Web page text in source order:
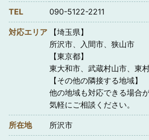
TEL 090-5122-2211
対応エリア
【埼玉県】
所沢市、入間市、狭山市
【東京都】
東大和市、武蔵村山市、東
【その他の隣接する地域】
他の地域も対応できる場合
気軽にご相談ください。
所在地 所沢市